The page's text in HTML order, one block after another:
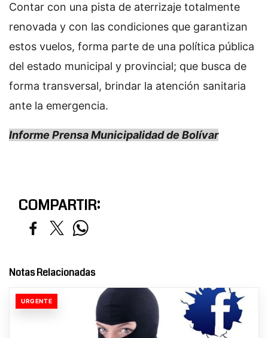
Contar con una pista de aterrizaje totalmente
renovada y con las condiciones que garantizan
estos vuelos, forma parte de una política pública
del estado municipal y provincial; que busca de
forma transversal, brindar la atención sanitaria
ante la emergencia.
Informe Prensa Municipalidad de Bolívar
COMPARTIR:
Notas Relacionadas
URGENTE